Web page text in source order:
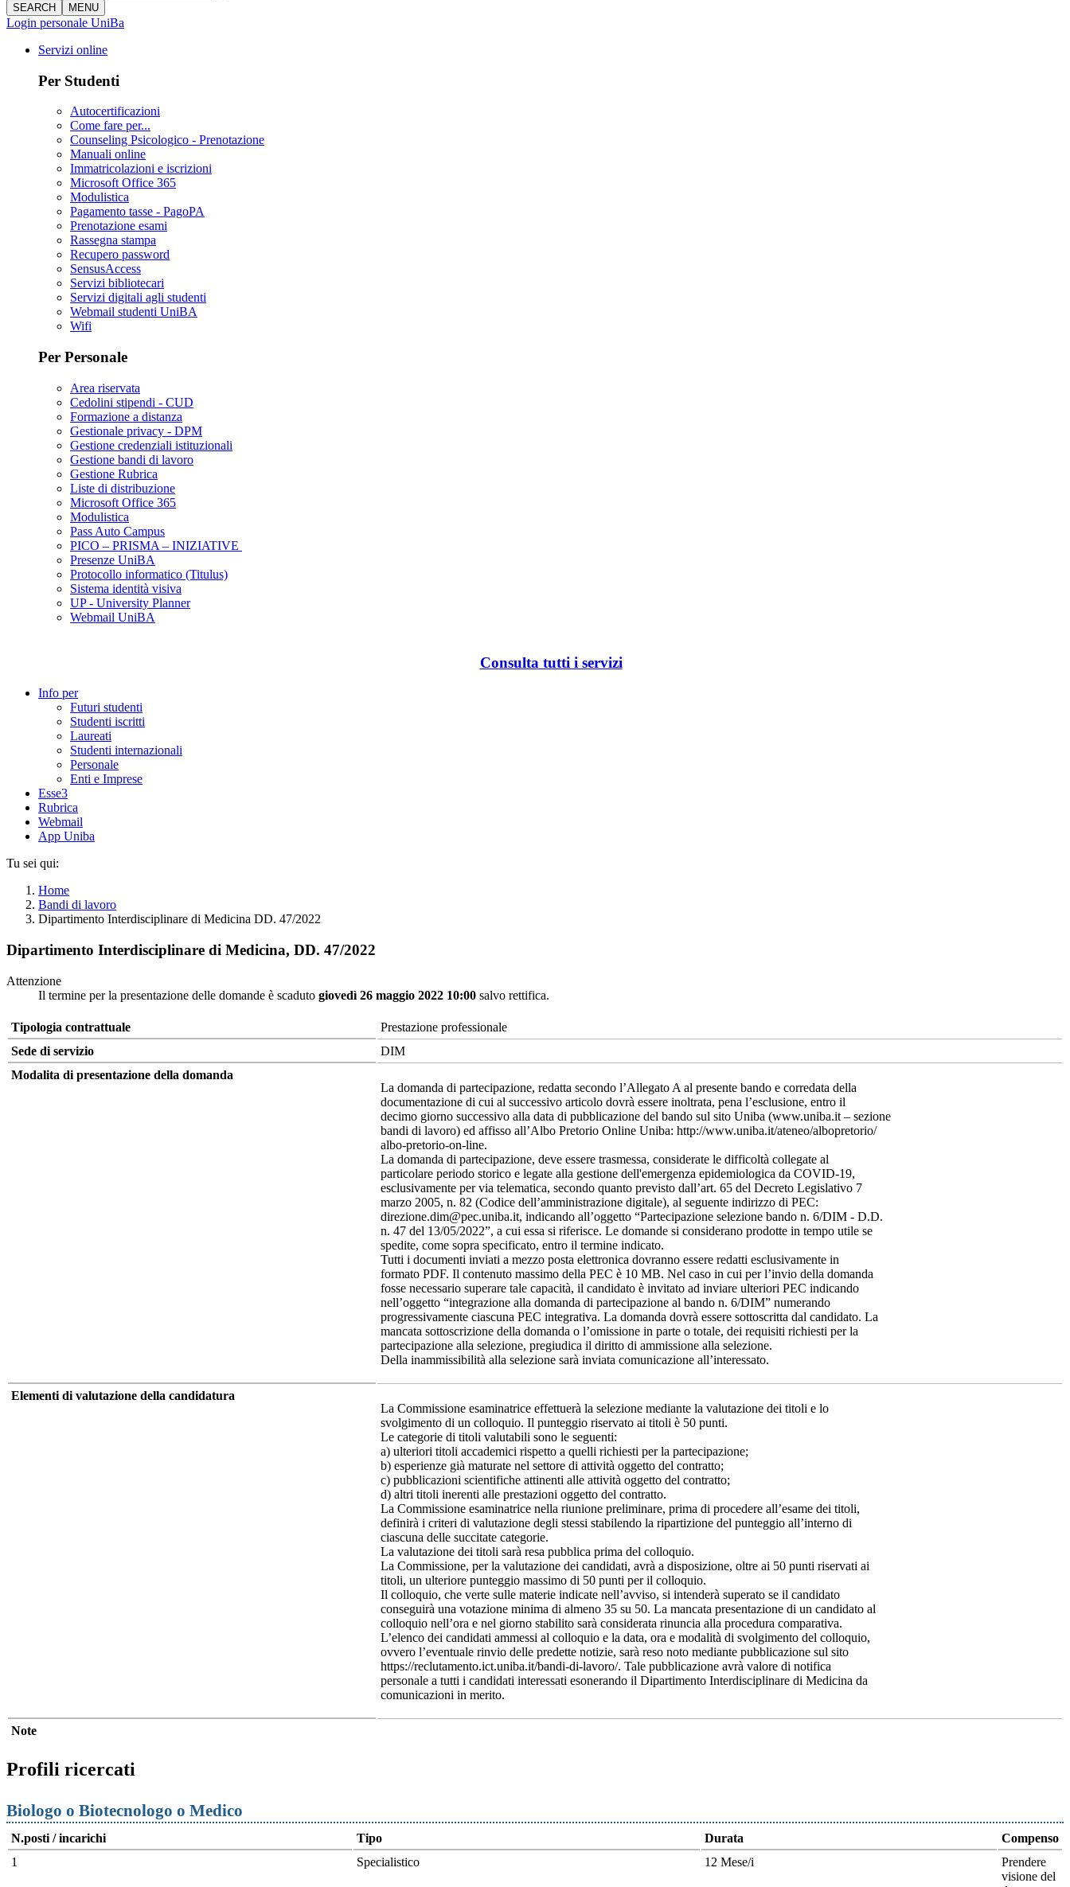
SEARCH MENU
Login personale UniBa
Servizi online
Per Studenti
Autocertificazioni
Come fare per...
Counseling Psicologico - Prenotazione
Manuali online
Immatricolazioni e iscrizioni
Microsoft Office 365
Modulistica
Pagamento tasse - PagoPA
Prenotazione esami
Rassegna stampa
Recupero password
SensusAccess
Servizi bibliotecari
Servizi digitali agli studenti
Webmail studenti UniBA
Wifi
Per Personale
Area riservata
Cedolini stipendi - CUD
Formazione a distanza
Gestionale privacy - DPM
Gestione credenziali istituzionali
Gestione bandi di lavoro
Gestione Rubrica
Liste di distribuzione
Microsoft Office 365
Modulistica
Pass Auto Campus
PICO – PRISMA – INIZIATIVE
Presenze UniBA
Protocollo informatico (Titulus)
Sistema identità visiva
UP - University Planner
Webmail UniBA
Consulta tutti i servizi
Info per
Futuri studenti
Studenti iscritti
Laureati
Studenti internazionali
Personale
Enti e Imprese
Esse3
Rubrica
Webmail
App Uniba
Tu sei qui:
Home
Bandi di lavoro
Dipartimento Interdisciplinare di Medicina DD. 47/2022
Dipartimento Interdisciplinare di Medicina, DD. 47/2022
Attenzione
Il termine per la presentazione delle domande è scaduto giovedì 26 maggio 2022 10:00 salvo rettifica.
Tipologia contrattuale
Prestazione professionale
Sede di servizio
DIM
Modalita di presentazione della domanda
La domanda di partecipazione, redatta secondo l’Allegato A al presente bando e corredata della
documentazione di cui al successivo articolo dovrà essere inoltrata, pena l’esclusione, entro il
decimo giorno successivo alla data di pubblicazione del bando sul sito Uniba (www.uniba.it – sezione
bandi di lavoro) ed affisso all’Albo Pretorio Online Uniba: http://www.uniba.it/ateneo/albopretorio/
albo-pretorio-on-line.
La domanda di partecipazione, deve essere trasmessa, considerate le difficoltà collegate al
particolare periodo storico e legate alla gestione dell'emergenza epidemiologica da COVID-19,
esclusivamente per via telematica, secondo quanto previsto dall’art. 65 del Decreto Legislativo 7
marzo 2005, n. 82 (Codice dell’amministrazione digitale), al seguente indirizzo di PEC:
direzione.dim@pec.uniba.it, indicando all’oggetto “Partecipazione selezione bando n. 6/DIM - D.D.
n. 47 del 13/05/2022”, a cui essa si riferisce. Le domande si considerano prodotte in tempo utile se
spedite, come sopra specificato, entro il termine indicato.
Tutti i documenti inviati a mezzo posta elettronica dovranno essere redatti esclusivamente in
formato PDF. Il contenuto massimo della PEC è 10 MB. Nel caso in cui per l’invio della domanda
fosse necessario superare tale capacità, il candidato è invitato ad inviare ulteriori PEC indicando
nell’oggetto “integrazione alla domanda di partecipazione al bando n. 6/DIM” numerando
progressivamente ciascuna PEC integrativa. La domanda dovrà essere sottoscritta dal candidato. La
mancata sottoscrizione della domanda o l’omissione in parte o totale, dei requisiti richiesti per la
partecipazione alla selezione, pregiudica il diritto di ammissione alla selezione.
Della inammissibilità alla selezione sarà inviata comunicazione all’interessato.
Elementi di valutazione della candidatura
La Commissione esaminatrice effettuerà la selezione mediante la valutazione dei titoli e lo
svolgimento di un colloquio. Il punteggio riservato ai titoli è 50 punti.
Le categorie di titoli valutabili sono le seguenti:
a) ulteriori titoli accademici rispetto a quelli richiesti per la partecipazione;
b) esperienze già maturate nel settore di attività oggetto del contratto;
c) pubblicazioni scientifiche attinenti alle attività oggetto del contratto;
d) altri titoli inerenti alle prestazioni oggetto del contratto.
La Commissione esaminatrice nella riunione preliminare, prima di procedere all’esame dei titoli,
definirà i criteri di valutazione degli stessi stabilendo la ripartizione del punteggio all’interno di
ciascuna delle succitate categorie.
La valutazione dei titoli sarà resa pubblica prima del colloquio.
La Commissione, per la valutazione dei candidati, avrà a disposizione, oltre ai 50 punti riservati ai
titoli, un ulteriore punteggio massimo di 50 punti per il colloquio.
Il colloquio, che verte sulle materie indicate nell’avviso, si intenderà superato se il candidato
conseguirà una votazione minima di almeno 35 su 50. La mancata presentazione di un candidato al
colloquio nell’ora e nel giorno stabilito sarà considerata rinuncia alla procedura comparativa.
L’elenco dei candidati ammessi al colloquio e la data, ora e modalità di svolgimento del colloquio,
ovvero l’eventuale rinvio delle predette notizie, sarà reso noto mediante pubblicazione sul sito
https://reclutamento.ict.uniba.it/bandi-di-lavoro/. Tale pubblicazione avrà valore di notifica
personale a tutti i candidati interessati esonerando il Dipartimento Interdisciplinare di Medicina da
comunicazioni in merito.
Note
Profili ricercati
Biologo o Biotecnologo o Medico
N.posti / incarichi Tipo Durata
Compenso
1
Specialistico 12 Mese/i
Prendere
visione del